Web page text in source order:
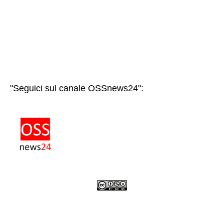
"Seguici sul canale OSSnews24":